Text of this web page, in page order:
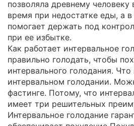
позволяла древнему
время при недостатке еды, а
помогает держать под
при ее избытке.
Как работает интервальное
правильно голодать, чтобы
интервального голодания.
интервальном голодании.
фастинге. Потому, что
имеет три решительных
Интервальное голодание